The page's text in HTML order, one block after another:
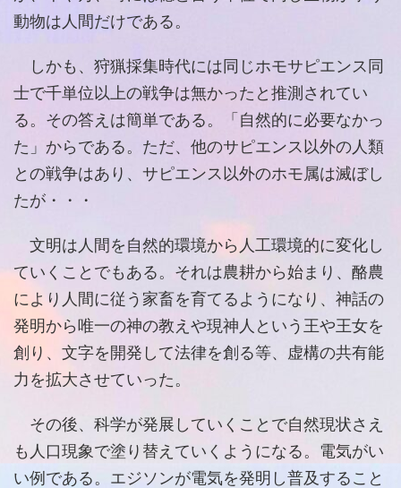
動物は人間だけである。
しかも、狩猟採集時代には同じホモサピエンス同
士で千単位以上の戦争は無かったと推測されてい
る。その答えは簡単である。「自然的に必要なかっ
た」からである。ただ、他のサピエンス以外の人類
との戦争はあり、サピエンス以外のホモ属は滅ぼし
たが・・・
文明は人間を自然的環境から人工環境的に変化し
ていくことでもある。それは農耕から始まり、酪農
により人間に従う家畜を育てるようになり、神話の
発明から唯一の神の教えや現神人という王や王女を
創り、文字を開発して法律を創る等、虚構の共有能
力を拡大させていった。
その後、科学が発展していくことで自然現状さえ
も人口現象で塗り替えていくようになる。電気がい
い例である。エジソンが電気を発明し普及すること